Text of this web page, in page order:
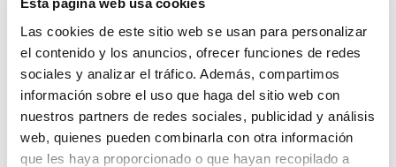
Esta página web usa cookies
Las cookies de este sitio web se usan para personalizar
el contenido y los anuncios, ofrecer funciones de redes
sociales y analizar el tráfico. Además, compartimos
información sobre el uso que haga del sitio web con
nuestros partners de redes sociales, publicidad y análisis
web, quienes pueden combinarla con otra información
que les haya proporcionado o que hayan recopilado a
repartidas por España, aglutinando de esta forma a más de
12.000 asociados .
Su principal objetivo y la base de su filosofía de trabajo es la
mejora de la calidad de vida de los afectados y sus familias
cumplirlo trabaja desde diferentes proyectos que abarcan toda